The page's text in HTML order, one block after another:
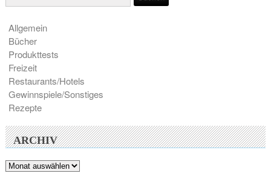
Allgemein
Bücher
Produkttests
Freizeit
Restaurants/Hotels
Gewinnspiele/Sonstiges
Rezepte
ARCHIV
Archiv